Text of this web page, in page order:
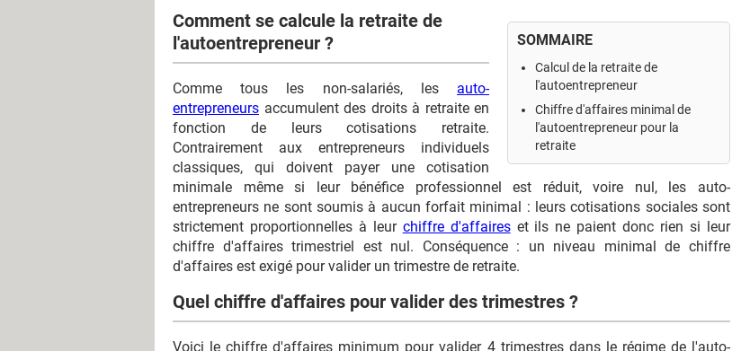
SOMMAIRE
Calcul de la retraite de
l'autoentrepreneur
Chiffre d'affaires minimal de
l'autoentrepreneur pour la
retraite
Comment se calcule la retraite de
l'autoentrepreneur ?
Comme tous les non-salariés, les auto-
entrepreneurs accumulent des droits à retraite en
fonction de leurs cotisations retraite.
Contrairement aux entrepreneurs individuels
classiques, qui doivent payer une cotisation
minimale même si leur bénéfice professionnel est réduit, voire nul, les auto-
entrepreneurs ne sont soumis à aucun forfait minimal : leurs cotisations sociales sont
strictement proportionnelles à leur chiffre d'affaireset ils ne paient donc rien si leur
chiffre d'affaires trimestriel est nul. Conséquence : un niveau minimal de chiffre
d'affaires est exigé pour valider un trimestre de retraite.
Quel chiffre d'affaires pour valider des trimestres ?
Voici le chiffre d'affaires minimum pour valider 4 trimestres dans le régime de l'auto-